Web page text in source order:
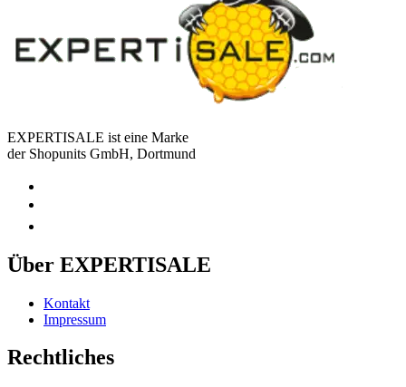
EXPERTISALE ist eine Marke
der Shopunits GmbH, Dortmund
Über EXPERTISALE
Kontakt
Impressum
Rechtliches